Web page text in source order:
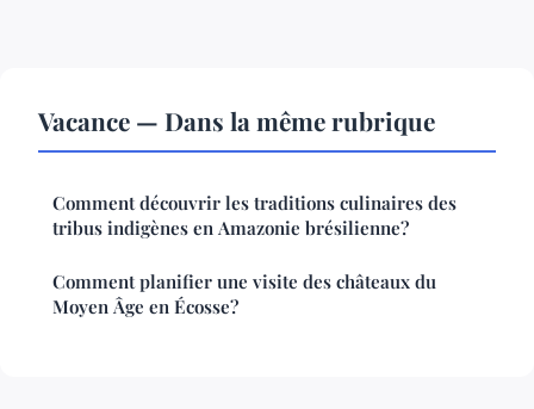
Vacance — Dans la même rubrique
Comment découvrir les traditions culinaires des
tribus indigènes en Amazonie brésilienne?
Comment planifier une visite des châteaux du
Moyen Âge en Écosse?